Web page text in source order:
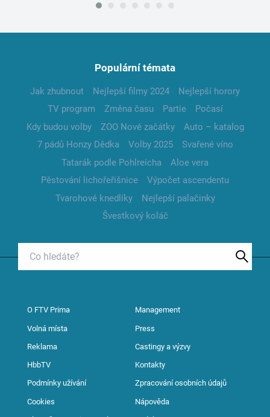
Populární témata
Jak zhubnout Nejlepší filmy 2024
Nejlepší horory
TV program
Změna času Partie
Počasí
Kdy budou volby
ZOO Nové začátky
Auto – katalog
7 pádů Honzy Dědka
Volby 2025
Svařené víno
Tatarák podle Pohlreicha
Aloe vera
Pěstování lichořeřišnice
Výpočet ascendentu
Tvarohové knedlíky
Nejlepší palačinky
Švestkový koláč
O FTV Prima Management
Volná místa Press
Reklama Castingy a výzvy
HbbTV Kontakty
Podmínky užívání Zpracování osobních údajů
Cookies Nápověda